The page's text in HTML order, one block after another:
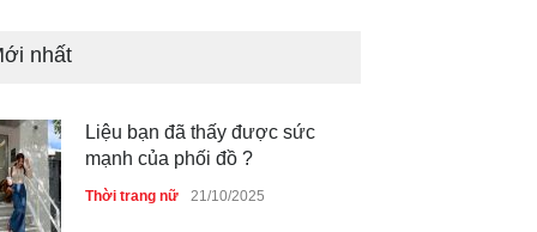
nhất
Liệu bạn đã thấy được sức
mạnh của phối đồ ?
Thời trang nữ 21/10/2025